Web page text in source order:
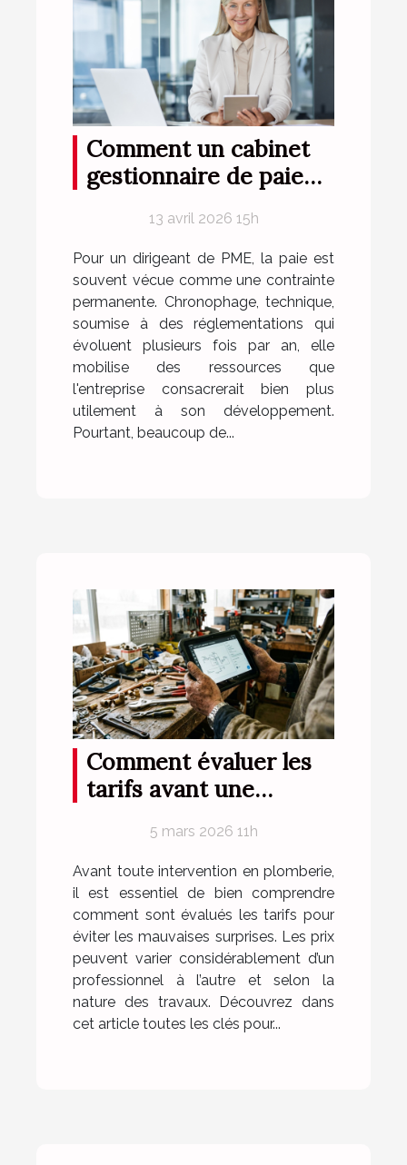
Comment un cabinet
gestionnaire de paie
13 avril 2026 15h
Pour un dirigeant de PME, la paie est
souvent vécue comme une contrainte
permanente. Chronophage, technique,
soumise à des réglementations qui
évoluent plusieurs fois par an, elle
mobilise des ressources que
l'entreprise consacrerait bien plus
utilement à son développement.
Pourtant, beaucoup de...
Comment évaluer les
tarifs avant une
plomberie ?
5 mars 2026 11h
Avant toute intervention en plomberie,
il est essentiel de bien comprendre
comment sont évalués les tarifs pour
éviter les mauvaises surprises. Les prix
peuvent varier considérablement d’un
professionnel à l’autre et selon la
nature des travaux. Découvrez dans
cet article toutes les clés pour...